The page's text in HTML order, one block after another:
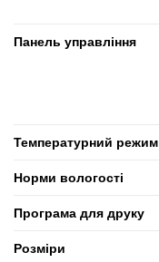
Панель управління
Температурний режим
Норми вологості
Програма для друку
Розміри